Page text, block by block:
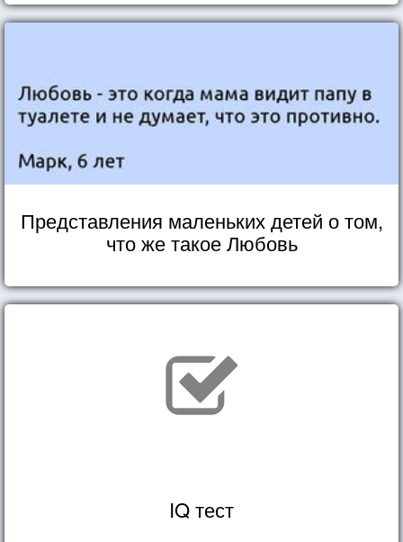
Представления маленьких детей о том,
что же такое Любовь
IQ тест